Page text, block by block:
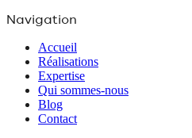
Navigation
Accueil
Réalisations
Expertise
Qui sommes-nous
Blog
Contact